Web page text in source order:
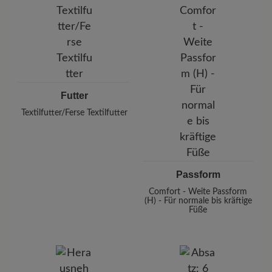
Futter
Textilfutter/Ferse Textilfutter
Passform
Comfort - Weite Passform
(H) - Für normale bis kräftige
Füße